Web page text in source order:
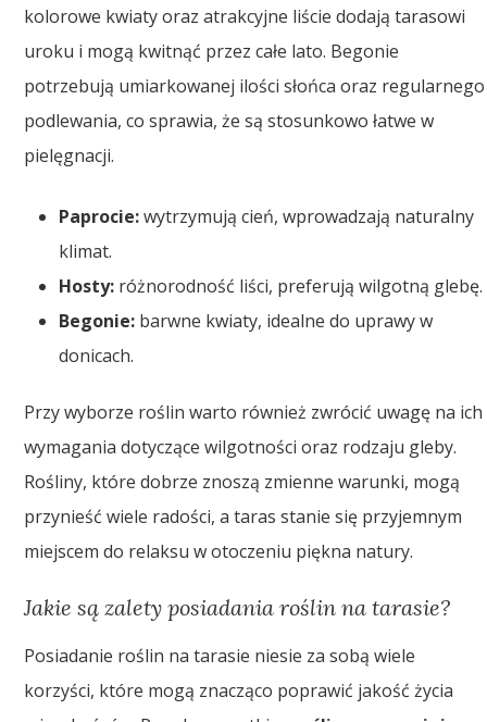
kolorowe kwiaty oraz atrakcyjne liście dodają tarasowi
uroku i mogą kwitnąć przez całe lato. Begonie
potrzebują umiarkowanej ilości słońca oraz regularnego
podlewania, co sprawia, że są stosunkowo łatwe w
pielęgnacji.
Paprocie:wytrzymują cień, wprowadzają naturalny
klimat.
Hosty: różnorodność liści, preferują wilgotną glebę.
Begonie: barwne kwiaty, idealne do uprawy w
donicach.
Przy wyborze roślin warto również zwrócić uwagę na ich
wymagania dotyczące wilgotności oraz rodzaju gleby.
Rośliny, które dobrze znoszą zmienne warunki, mogą
przynieść wiele radości, a taras stanie się przyjemnym
miejscem do relaksu w otoczeniu piękna natury.
Jakie są zalety posiadania roślin na tarasie?
Posiadanie roślin na tarasie niesie za sobą wiele
korzyści, które mogą znacząco poprawić jakość życia